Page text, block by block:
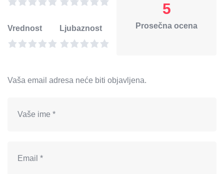
Vrednost Ljubaznost
5
Prosečna ocena
Vaša email adresa neće biti objavljena.